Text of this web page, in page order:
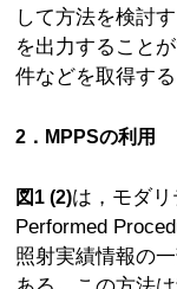
して方法を検討
を出力すること
件などを取得す
2．MPPSの利用
図1 (2)は，モダ
Performed
照射実績情報の